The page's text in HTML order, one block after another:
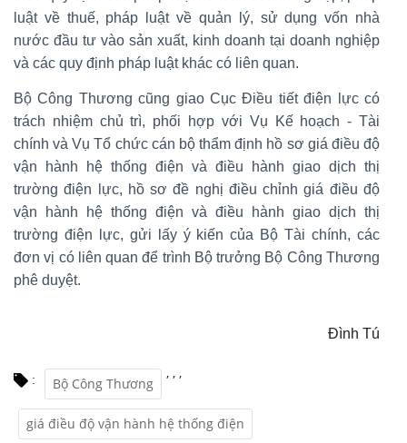
luật về thuế, pháp luật về quản lý, sử dụng vốn nhà
nước đầu tư vào sản xuất, kinh doanh tại doanh nghiệp
và các quy định pháp luật khác có liên quan.
Bộ Công Thương cũng giao Cục Điều tiết điện lực có
trách nhiệm chủ trì, phối hợp với Vụ Kế hoạch - Tài
chính và Vụ Tổ chức cán bộ thẩm định hồ sơ giá điều độ
vận hành hệ thống điện và điều hành giao dịch thị
trường điện lực, hồ sơ đề nghị điều chỉnh giá điều độ
vận hành hệ thống điện và điều hành giao dịch thị
trường điện lực, gửi lấy ý kiến của Bộ Tài chính, các
đơn vị có liên quan để trình Bộ trưởng Bộ Công Thương
phê duyệt.
Đình Tú
: Bộ Công Thương
,
giá điều độ vận hành hệ thống điện
, ,